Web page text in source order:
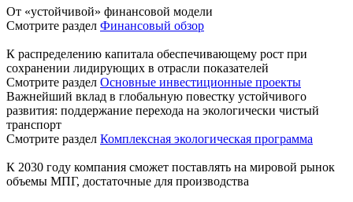
От «устойчивой» финансовой модели
Смотрите раздел Финансовый обзор
К распределению капитала обеспечивающему рост при
сохранении лидирующих в отрасли показателей
Смотрите раздел Основные инвестиционные проекты
Важнейший вклад в глобальную повестку устойчивого
развития: поддержание перехода на экологически чистый
транспорт
Смотрите раздел Комплексная экологическая программа
К 2030 году компания сможет поставлять на мировой рынок
объемы МПГ, достаточные для производства